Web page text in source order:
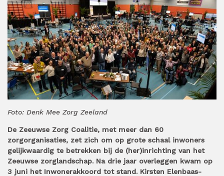
Foto: Denk Mee Zorg Zeeland
De Zeeuwse Zorg Coalitie, met meer dan 60
zorgorganisaties, zet zich om op grote schaal inwoners
gelijkwaardig te betrekken bij de (her)inrichting van het
Zeeuwse zorglandschap. Na drie jaar overleggen kwam op
3 juni het Inwonerakkoord tot stand. Kirsten Elenbaas-